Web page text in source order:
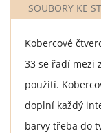
SOUBORY KE
Kobercové
33 se řadí mezi
použití.
doplní každý
barvy třeba do